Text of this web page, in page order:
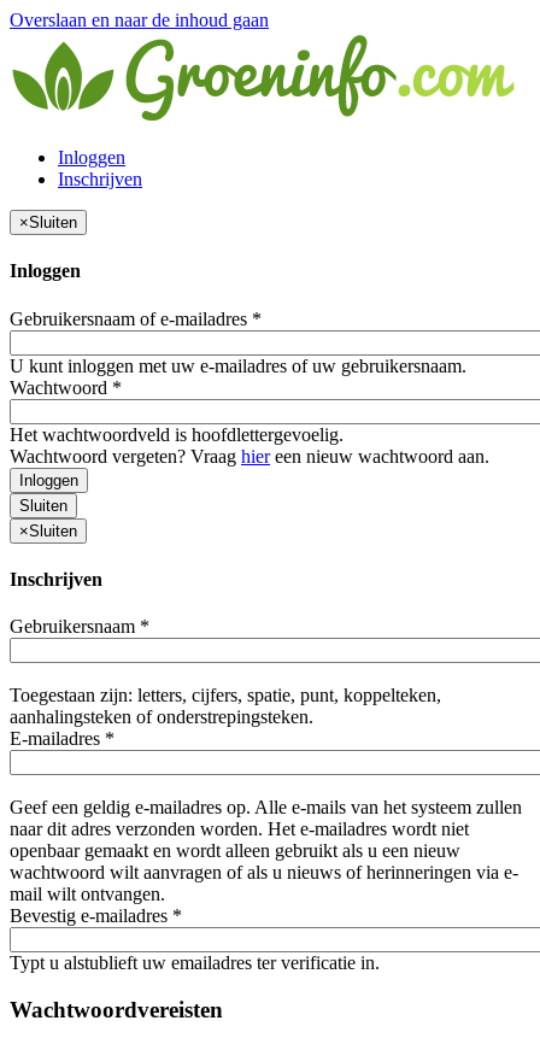
Overslaan en naar de inhoud gaan
Inloggen
Inschrijven
×Sluiten
Inloggen
Gebruikersnaam of e-mailadres *
U kunt inloggen met uw e-mailadres of uw gebruikersnaam.
Wachtwoord *
Het wachtwoordveld is hoofdlettergevoelig.
Wachtwoord vergeten? Vraag hiereen nieuw wachtwoord aan.
Inloggen
Sluiten
×Sluiten
Inschrijven
Gebruikersnaam *
Toegestaan zijn: letters, cijfers, spatie, punt, koppelteken,
aanhalingsteken of onderstrepingsteken.
E-mailadres *
Geef een geldig e-mailadres op. Alle e-mails van het systeem zullen
naar dit adres verzonden worden. Het e-mailadres wordt niet
openbaar gemaakt en wordt alleen gebruikt als u een nieuw
wachtwoord wilt aanvragen of als u nieuws of herinneringen via e-
mail wilt ontvangen.
Bevestig e-mailadres *
Typt u alstublieft uw emailadres ter verificatie in.
Wachtwoordvereisten